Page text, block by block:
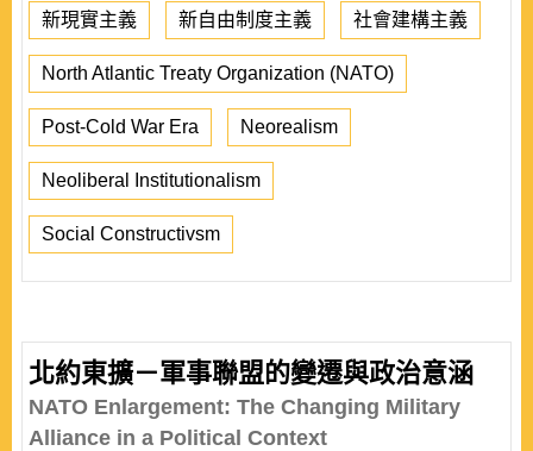
新現實主義 新自由制度主義 社會建構主義
North Atlantic Treaty Organization (NATO)
Post-Cold War Era Neorealism
Neoliberal Institutionalism
Social Constructivsm
北約東擴－軍事聯盟的變遷與政治意涵
NATO Enlargement: The Changing Military
Alliance in a Political Context